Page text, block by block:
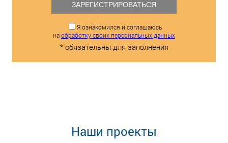
ЗАРЕГИСТРИРОВАТЬСЯ
Я ознакомился и соглашаюсь
наобработку своих персональных данных
* обязательны для заполнения
Наши проекты